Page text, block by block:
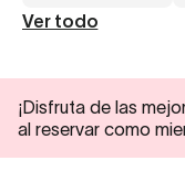
Ver todo
¡Disfruta de las
al reservar como